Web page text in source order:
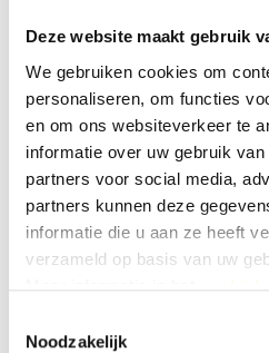
Deze website maakt gebruik
We gebruiken cookies om
personaliseren, om functies
en om ons websiteverkeer te
informatie over uw gebruik
partners voor social media,
partners kunnen deze
informatie die u aan ze heeft
verzameld op basis van uw
Meer informatie in het
Noodzakelijk
Crespo tafels